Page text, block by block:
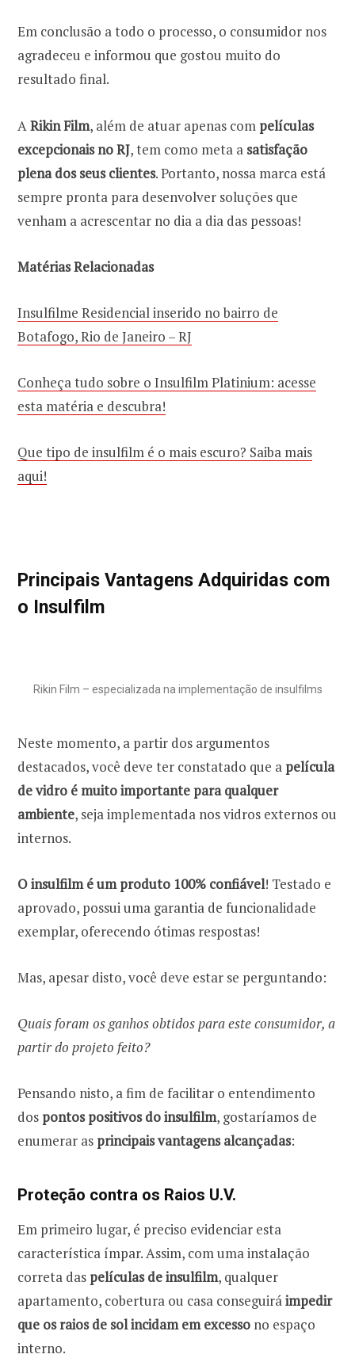
Em conclusão a todo o processo, o consumidor nos
agradeceu e informou que gostou muito do
resultado final.
A Rikin Film, além de atuar apenas com películas
excepcionais no RJ, tem como meta a satisfação
plena dos seus clientes. Portanto, nossa marca está
sempre pronta para desenvolver soluções que
venham a acrescentar no dia a dia das pessoas!
Matérias Relacionadas
Insulfilme Residencial inserido no bairro de
Botafogo, Rio de Janeiro – RJ
Conheça tudo sobre o Insulfilm Platinium: acesse
esta matéria e descubra!
Que tipo de insulfilm é o mais escuro? Saiba mais
aqui!
Principais Vantagens Adquiridas com
o Insulfilm
Rikin Film – especializada na implementação de insulfilms
Neste momento, a partir dos argumentos
destacados, você deve ter constatado que a película
de vidro é muito importante para qualquer
ambiente, seja implementada nos vidros externos ou
internos.
O insulfilm é um produto 100% confiável! Testado e
aprovado, possui uma garantia de funcionalidade
exemplar, oferecendo ótimas respostas!
Mas, apesar disto, você deve estar se perguntando:
Quais foram os ganhos obtidos para este consumidor, a
partir do projeto feito?
Pensando nisto, a fim de facilitar o entendimento
dos pontos positivos do insulfilm, gostaríamos de
enumerar as principais vantagens alcançadas:
Proteção contra os Raios U.V.
Em primeiro lugar, é preciso evidenciar esta
característica ímpar. Assim, com uma instalação
correta das películas de insulfilm, qualquer
apartamento, cobertura ou casa conseguiráimpedir
que os raios de sol incidam em excesso no espaço
interno.